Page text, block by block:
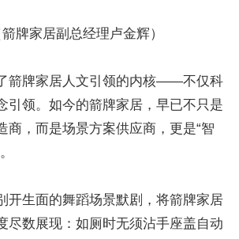
箭牌家居副总经理卢金辉）
箭牌家居人文引领的内核——不仅科
引领。如今的箭牌家居，早已不只是
商，而是场景方案供应商，更是“智
开生面的舞蹈场景默剧，将箭牌家居
尽数展现：如厕时无须沾手座盖自动